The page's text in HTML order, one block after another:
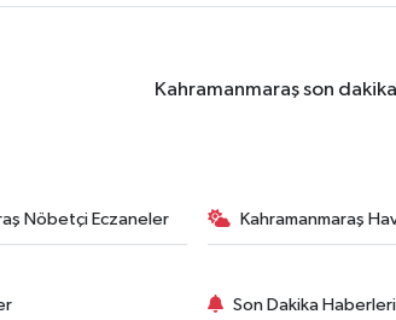
Kahramanmaraş son
Nöbetçi Eczaneler Kahramanmaraş
Son Dakika Haberleri